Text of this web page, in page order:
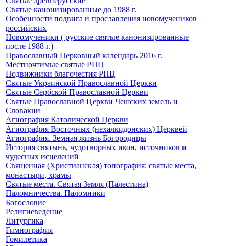
Святые канонизированные до 1988 г.
Особенности подвига и прославления новомучеников
российских
Новомученики ( русские святые канонизированные
после 1988 г.)
Православный Церковный календарь 2016 г.
Местночтимые святые РПЦ
Подвижники благочестия РПЦ
Святые Украинской Православной Церкви
Святые Сербской Православной Церкви
Святые Православной Церкви Чешских земель и
Словакии
Агиография Католической Церкви
Агиография Восточных (нехалкидонских) Церквей
Агиография. Земная жизнь Богородицы
История святынь, чудотворных икон, источников и
чудесных исцелений
Священная (Христианская) топография: святые места,
монастыри, храмы
Святые места. Святая Земля (Палестина)
Паломничества. Паломники
Богословие
Религиеведение
Литургика
Гимнография
Гомилетика